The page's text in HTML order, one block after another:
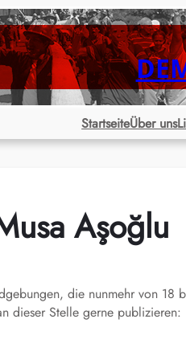
StartseiteÜber uns
Aşoğlu
die nunmehr von 18
dieser Stelle gerne publizieren: